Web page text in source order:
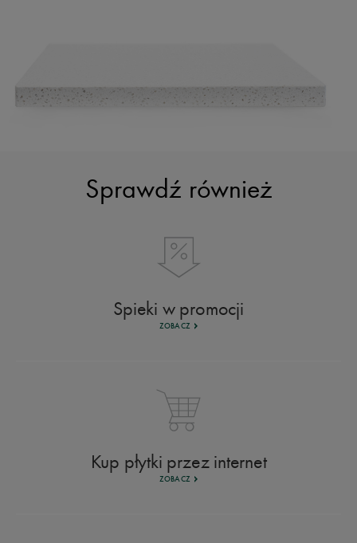
Sprawdź również
Spieki w promocji
ZOBACZ
Kup płytki przez internet
ZOBACZ